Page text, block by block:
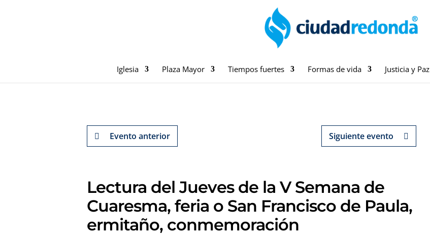
Iglesia Plaza Mayor Tiempos fuertes Formas de vida Justicia y Paz
Evento anterior Siguiente evento
Lectura del Jueves de la V Semana de
Cuaresma, feria o San Francisco de Paula,
ermitaño, conmemoración